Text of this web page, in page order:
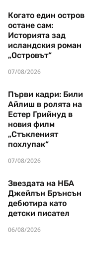
Когато един остров
остане сам:
Историята зад
исландския роман
„Островът“
07/08/2026
Първи кадри: Били
Айлиш в ролята на
Естер Грийнуд в
новия филм
„Стъкленият
похлупак“
07/08/2026
Звездата на НБА
Джейлън Брънсън
дебютира като
детски писател
06/08/2026